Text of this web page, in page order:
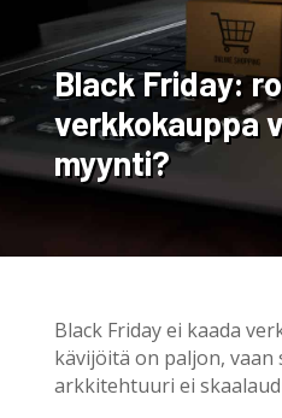
Black Friday:
verkkokauppa
myynti?
Black Friday ei kaada
kävijöitä on paljon,
arkkitehtuuri ei